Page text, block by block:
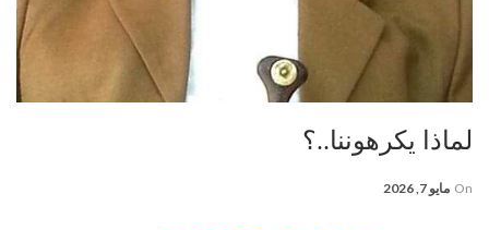
لماذا يكرهوننا..؟
On مايو 7, 2026